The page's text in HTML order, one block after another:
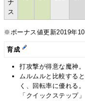
ナ
ス
※ボーナス値更新2019年10
育成
打攻撃が得意な魔神。
ムルムルと比較する
く、回転率に優れる。
「クイックステップ